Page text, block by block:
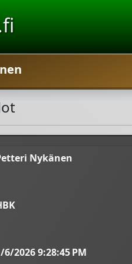
Nykänen
6/2026 9:28:45 PM